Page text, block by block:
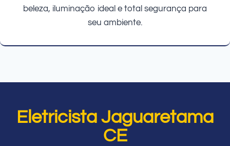
beleza, iluminação ideal e total segurança para
seu ambiente.
Eletricista Jaguaretama
CE